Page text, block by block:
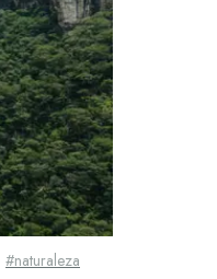
#naturaleza